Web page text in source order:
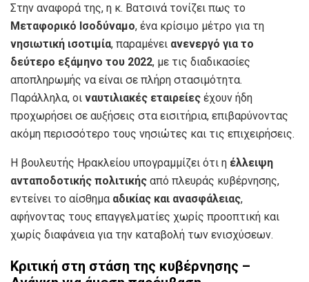
Στην αναφορά της, η κ. Βατσινά τονίζει πως το
Μεταφορικό Ισοδύναμο, ένα κρίσιμο μέτρο για τη
νησιωτική ισοτιμία, παραμένει ανενεργό για το
δεύτερο εξάμηνο του 2022, με τις διαδικασίες
αποπληρωμής να είναι σε πλήρη στασιμότητα.
Παράλληλα, οι ναυτιλιακές εταιρείες έχουν ήδη
προχωρήσει σε αυξήσεις στα εισιτήρια, επιβαρύνοντας
ακόμη περισσότερο τους νησιώτες και τις επιχειρήσεις.
Η βουλευτής Ηρακλείου υπογραμμίζει ότι η έλλειψη
ανταποδοτικής πολιτικής από πλευράς κυβέρνησης,
εντείνει το αίσθημα αδικίας και ανασφάλειας,
αφήνοντας τους επαγγελματίες χωρίς προοπτική και
χωρίς διαφάνεια για την καταβολή των ενισχύσεων.
Κριτική στη στάση της κυβέρνησης –